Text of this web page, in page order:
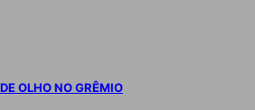
DE OLHO NO GRÊMIO